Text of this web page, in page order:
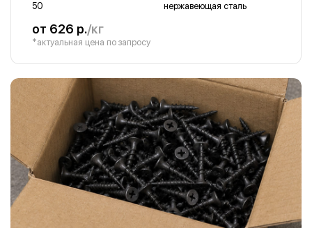
50
нержавеющая сталь
от 626 р./кг
*актуальная цена по запросу